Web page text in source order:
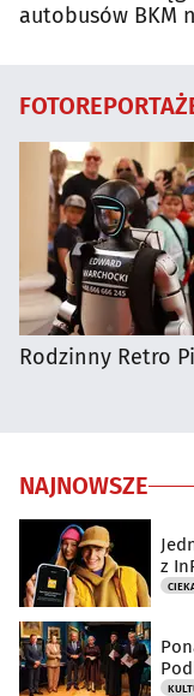
autobusów BKM
Rodzinny Retro
NAJNOWSZE
z